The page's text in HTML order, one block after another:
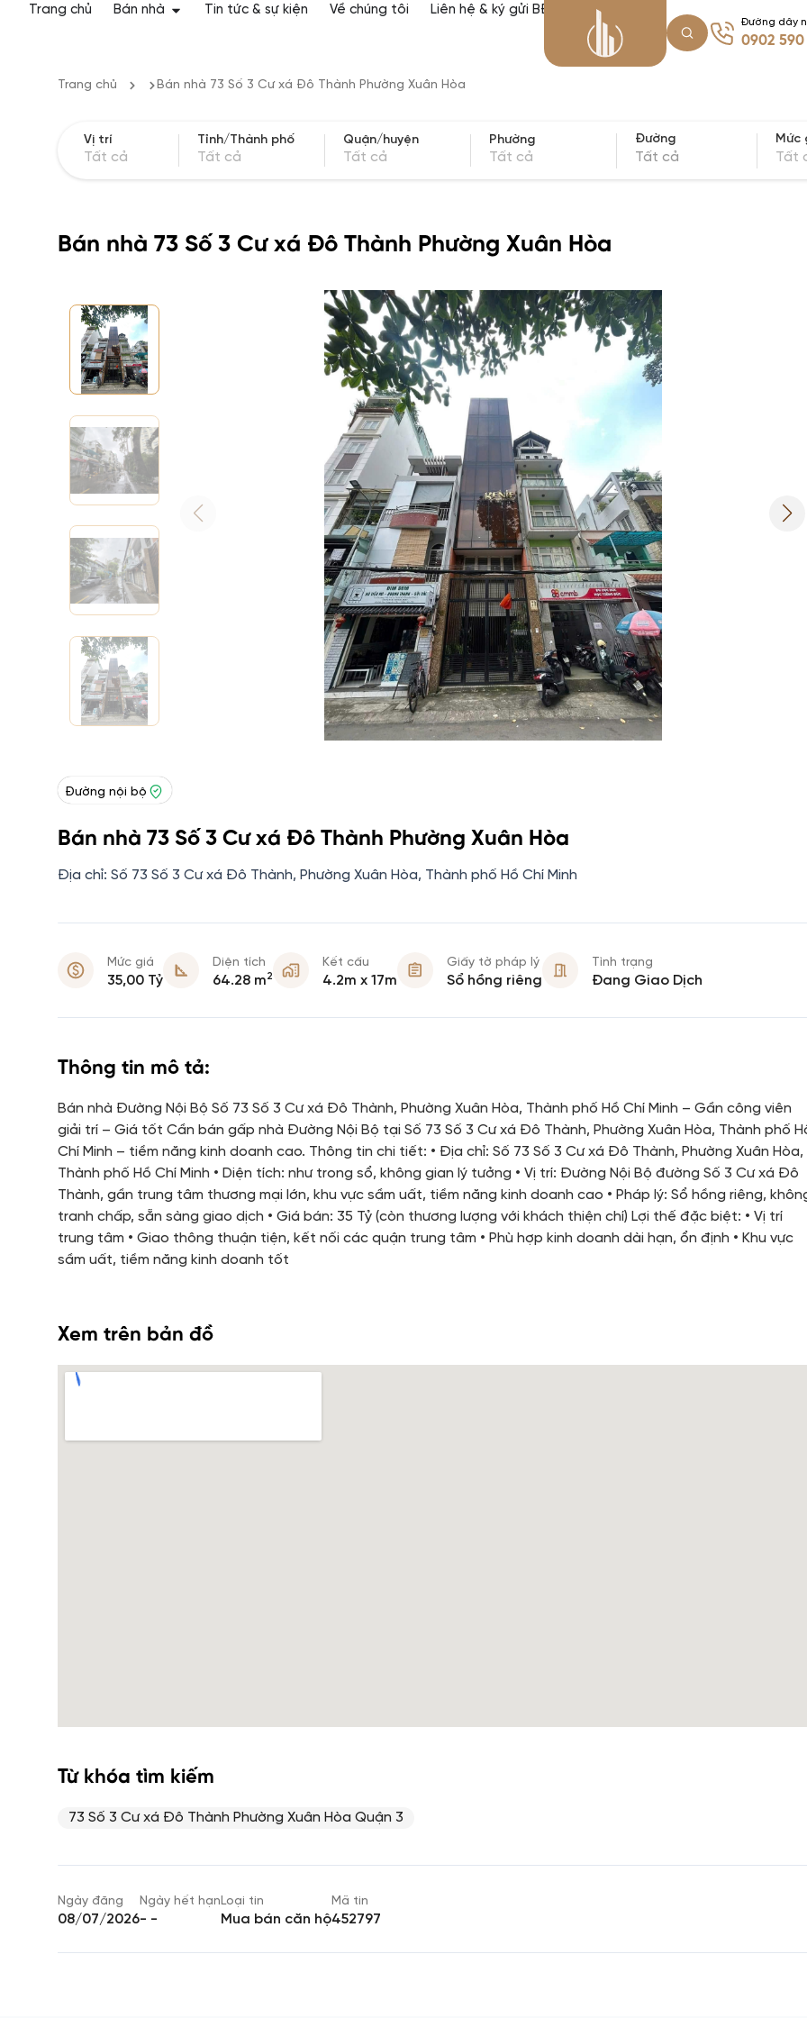
Trang chủ Bán nhà Tin tức & sự kiện Về chúng tôi Liên hệ & ký gửi BĐS
Đường dây
0902 590
Trang chủ Bán nhà 73 Số 3 Cư xá Đô Thành Phường Xuân Hòa
Vị trí
Tất cả
Tỉnh/Thành phố
Tất cả
Quận/huyện
Tất cả
Phường
Tất cả
Đường
Tất cả
Mức
Tất
Bán nhà 73 Số 3 Cư xá Đô Thành Phường Xuân Hòa
Đường nội bộ
Bán nhà 73 Số 3 Cư xá Đô Thành Phường Xuân Hòa
Địa chỉ: Số 73 Số 3 Cư xá Đô Thành, Phường Xuân Hòa, Thành phố Hồ Chí Minh
Mức giá
35,00 Tỷ
Diện tích
64.28 m2
Kết cấu
4.2m x 17m
Giấy tờ pháp lý
Sổ hồng riêng
Tình trạng
Đang Giao Dịch
Thông tin mô tả:
Bán nhà Đường Nội Bộ Số 73 Số 3 Cư xá Đô Thành, Phường Xuân Hòa, Thành phố Hồ Chí Minh – Gần công viên
giải trí – Giá tốt Cần bán gấp nhà Đường Nội Bộ tại Số 73 Số 3 Cư xá Đô Thành, Phường Xuân Hòa, Thành phố
Chí Minh – tiềm năng kinh doanh cao. Thông tin chi tiết: • Địa chỉ: Số 73 Số 3 Cư xá Đô Thành, Phường Xuân Hòa,
Thành phố Hồ Chí Minh • Diện tích: như trong sổ, không gian lý tưởng • Vị trí: Đường Nội Bộ đường Số 3 Cư xá Đô
Thành, gần trung tâm thương mại lớn, khu vực sầm uất, tiềm năng kinh doanh cao • Pháp lý: Sổ hồng riêng,
tranh chấp, sẵn sàng giao dịch • Giá bán: 35 Tỷ (còn thương lượng với khách thiện chí) Lợi thế đặc biệt: • Vị trí
trung tâm • Giao thông thuận tiện, kết nối các quận trung tâm • Phù hợp kinh doanh dài hạn, ổn định • Khu vực
sầm uất, tiềm năng kinh doanh tốt
Xem trên bản đồ
Từ khóa tìm kiếm
73 Số 3 Cư xá Đô Thành Phường Xuân Hòa Quận 3
Ngày đăng
08/07/2026
Ngày hết hạn
- -
Loại tin
Mua bán căn hộ
Mã tin
452797